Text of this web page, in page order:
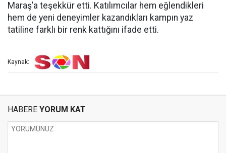
Maraş’a teşekkür etti. Katılımcılar hem eğlendikleri
hem de yeni deneyimler kazandıkları kampın yaz
tatiline farklı bir renk kattığını ifade etti.
Kaynak:
HABERE YORUM KAT